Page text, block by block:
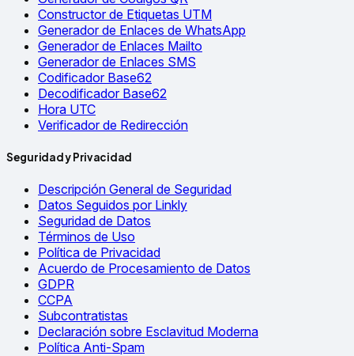
Constructor de Etiquetas UTM
Generador de Enlaces de WhatsApp
Generador de Enlaces Mailto
Generador de Enlaces SMS
Codificador Base62
Decodificador Base62
Hora UTC
Verificador de Redirección
Seguridad y Privacidad
Descripción General de Seguridad
Datos Seguidos por Linkly
Seguridad de Datos
Términos de Uso
Política de Privacidad
Acuerdo de Procesamiento de Datos
GDPR
CCPA
Subcontratistas
Declaración sobre Esclavitud Moderna
Política Anti-Spam